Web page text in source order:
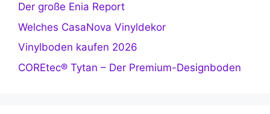
Der große Enia Report
Welches CasaNova Vinyldekor
Vinylboden kaufen 2026
COREtec® Tytan – Der Premium-Designboden